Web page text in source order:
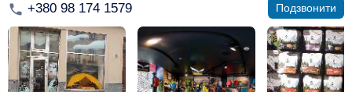
+380 98 174 1579 Подзвонити